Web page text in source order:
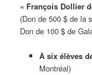
« François Dollier
(Don de 500 $ de la
Don de 100 $ de
À six élèves
Montréal)